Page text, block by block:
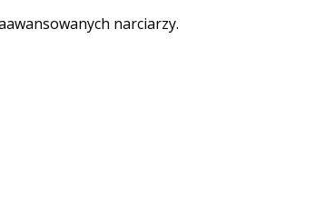
narciarzy.